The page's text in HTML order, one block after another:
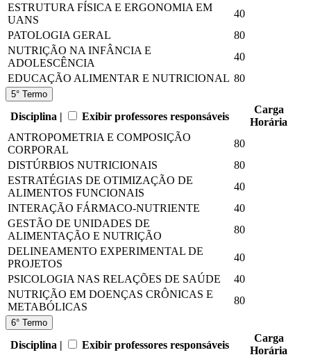
ESTRUTURA FÍSICA E ERGONOMIA EM
UANS
40
PATOLOGIA GERAL
80
NUTRIÇÃO NA INFÂNCIA E
ADOLESCÊNCIA
40
EDUCAÇÃO ALIMENTAR E NUTRICIONAL 80
5° Termo
Disciplina | Exibir professores responsáveis
Carga
Horária
ANTROPOMETRIA E COMPOSIÇÃO
CORPORAL
80
DISTÚRBIOS NUTRICIONAIS
80
ESTRATÉGIAS DE OTIMIZAÇÃO DE
ALIMENTOS FUNCIONAIS
40
INTERAÇÃO FÁRMACO-NUTRIENTE
40
GESTÃO DE UNIDADES DE
ALIMENTAÇÃO E NUTRIÇÃO
80
DELINEAMENTO EXPERIMENTAL DE
PROJETOS
40
PSICOLOGIA NAS RELAÇÕES DE SAÚDE
40
NUTRIÇÃO EM DOENÇAS CRÔNICAS E
METABÓLICAS
80
6° Termo
Disciplina | Exibir professores responsáveis
Carga
Horária